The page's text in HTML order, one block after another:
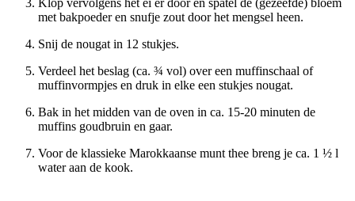
Klop vervolgens het ei er door en spatel de (gezeefde) bloem
met bakpoeder en snufje zout door het mengsel heen.
Snij de nougat in 12 stukjes.
Verdeel het beslag (ca. ¾ vol) over een muffinschaal of
muffinvormpjes en druk in elke een stukjes nougat.
Bak in het midden van de oven in ca. 15-20 minuten de
muffins goudbruin en gaar.
Voor de klassieke Marokkaanse munt thee breng je ca. 1 ½ l
water aan de kook.